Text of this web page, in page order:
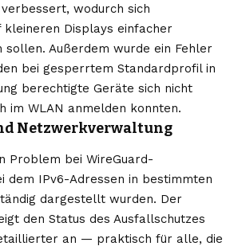
wodurch sich
kleineren Displays einfacher
Außerdem wurde ein Fehler
bei gesperrtem Standardprofil in
berechtigte Geräte sich nicht
im WLAN anmelden konnten.
Netzwerkverwaltung
Problem bei WireGuard-
dem IPv6-Adressen in bestimmten
dargestellt wurden. Der
den Status des Ausfallschutzes
an — praktisch für alle, die